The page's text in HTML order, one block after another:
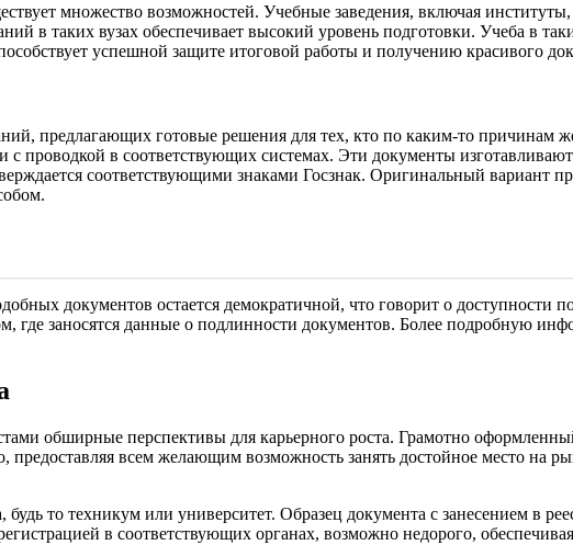
множество возможностей. Учебные заведения, включая
в таких вузах обеспечивает высокий уровень подготовки. Учеба в
успешной защите итоговой работы и получению красивого
предлагающих готовые решения для тех, кто по каким-то причинам
проводкой в соответствующих системах. Эти документы
соответствующими знаками Госзнак. Оригинальный вариант
документов остается демократичной, что говорит о доступности
где заносятся данные о подлинности документов. Более подробную
обширные перспективы для карьерного роста. Грамотно
предоставляя всем желающим возможность занять достойное место на
то техникум или университет. Образец документа с занесением в
в соответствующих органах, возможно недорого,